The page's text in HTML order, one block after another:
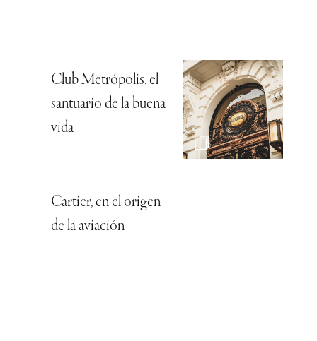
Club Metrópolis, el
santuario de la buena
vida
Cartier, en el origen
de la aviación